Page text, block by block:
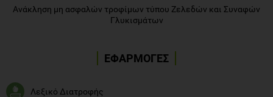
Ανάκληση μη ασφαλών τροφίμων τύπου Ζελεδών και Συναφών
Γλυκισμάτων
ΕΦΑΡΜΟΓΕΣ
Λεξικό Διατροφής